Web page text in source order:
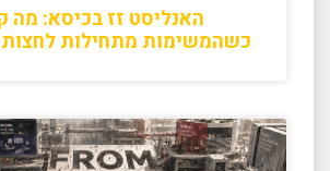
האנליסט זז בכיסא: מה
כשהמשימות מתחילות